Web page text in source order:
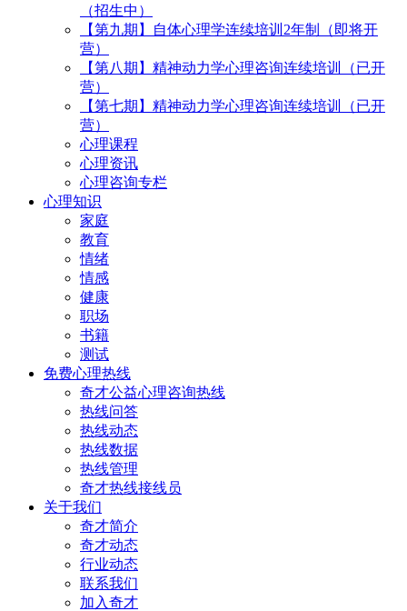
（招生中）
【第九期】自体心理学连续培训2年制（即将开
营）
【第八期】精神动力学心理咨询连续培训（已开
营）
【第七期】精神动力学心理咨询连续培训（已开
营）
心理课程
心理资讯
心理咨询专栏
心理知识
家庭
教育
情绪
情感
健康
职场
书籍
测试
免费心理热线
奇才公益心理咨询热线
热线问答
热线动态
热线数据
热线管理
奇才热线接线员
关于我们
奇才简介
奇才动态
行业动态
联系我们
加入奇才